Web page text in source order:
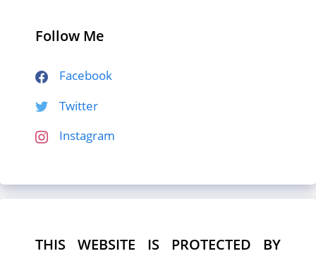
Follow Me
Facebook
Twitter
Instagram
THIS WEBSITE IS PROTECTED BY